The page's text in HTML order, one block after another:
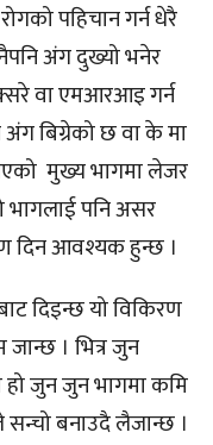
पहिचान गर्न धेरै
अंग दुख्यो भनेर
वा एमआरआइ गर्न
बिग्रेको छ वा के मा
मुख्य भागमा लेजर
भागलाई पनि असर
दिन आवश्यक हुन्छ ।
दिइन्छ यो विकिरण
। भित्र जुन
जुन जुन भागमा कमि
बनाउदै लैजान्छ ।